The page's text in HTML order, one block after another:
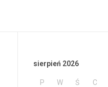
sierpień 2026
P W Ś C